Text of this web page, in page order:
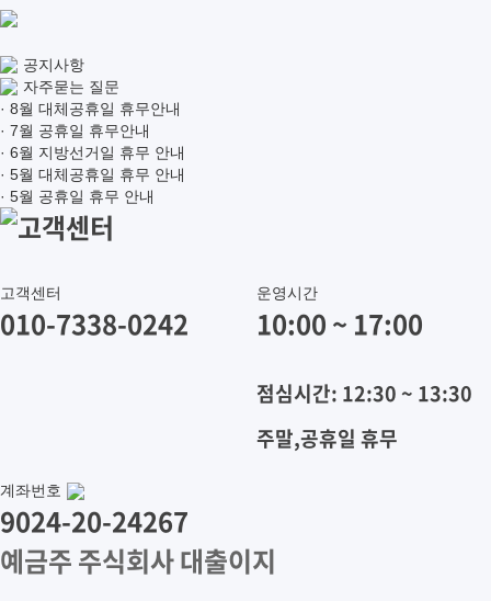
공지사항
자주묻는 질문
· 8월 대체공휴일 휴무안내
· 7월 공휴일 휴무안내
· 6월 지방선거일 휴무 안내
· 5월 대체공휴일 휴무 안내
· 5월 공휴일 휴무 안내
고객센터
고객센터
010-7338-0242
운영시간
10:00 ~ 17:00
점심시간: 12:30 ~ 13:30
주말,공휴일 휴무
계좌번호
9024-20-24267
예금주 주식회사 대출이지